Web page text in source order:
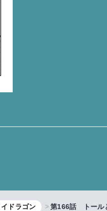
ドラゴン 第166話 トール